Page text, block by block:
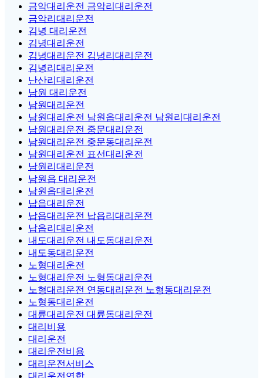
금악대리운전 금악리대리운전
금악리대리운전
김녕 대리운전
김녕대리운전
김녕대리운전 김녕리대리운전
김녕리대리운전
난산리대리운전
남원 대리운전
남원대리운전
남원대리운전 남원읍대리운전 남원리대리운전
남원대리운전 중문대리운전
남원대리운전 중문동대리운전
남원대리운전 표선대리운전
남원리대리운전
남원읍 대리운전
남원읍대리운전
납읍대리운전
납읍대리운전 납읍리대리운전
납읍리대리운전
내도대리운전 내도동대리운전
내도동대리운전
노형대리운전
노형대리운전 노형동대리운전
노형대리운전 연동대리운전 노형동대리운전
노형동대리운전
대륜대리운전 대륜동대리운전
대리비용
대리운전
대리운전비용
대리운전서비스